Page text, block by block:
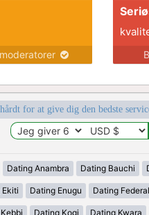
for at give dig den bedste
Dating Anambra Dating Bauchi
Ekiti Dating Enugu Dating
Dating Kogi Dating Kwara